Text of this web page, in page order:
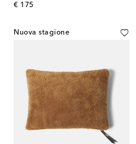
€ 175
original price
Nuova stagione